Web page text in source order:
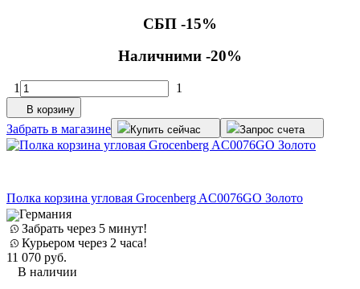
СБП -15%
Наличними -20%
1 1
В корзину
Забрать в магазине Купить сейчас Запрос счета
Полка корзина угловая Grocenberg AC0076GO Золото
Германия
Забрать через 5 минут!
Курьером через 2 часа!
11 070 руб.
В наличии